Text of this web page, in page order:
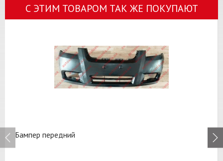
С ЭТИМ ТОВАРОМ ТАК ЖЕ ПОКУПАЮТ
Бампер передний